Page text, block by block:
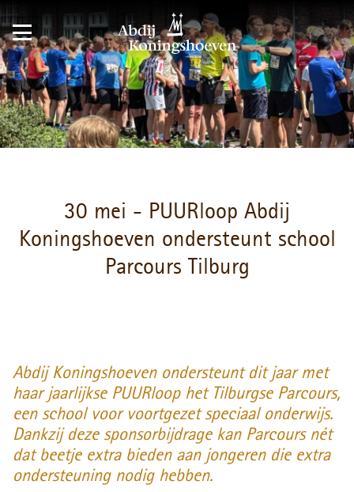
30 mei - PUURloop Abdij
Koningshoeven ondersteunt school
Parcours Tilburg
Abdij Koningshoeven ondersteunt dit jaar met
haar jaarlijkse PUURloop het Tilburgse Parcours,
een school voor voortgezet speciaal onderwijs.
Dankzij deze sponsorbijdrage kan Parcours nét
dat beetje extra bieden aan jongeren die extra
ondersteuning nodig hebben.